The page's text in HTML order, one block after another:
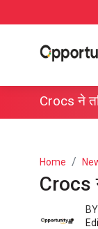
Crocs ने
Home
Crocs